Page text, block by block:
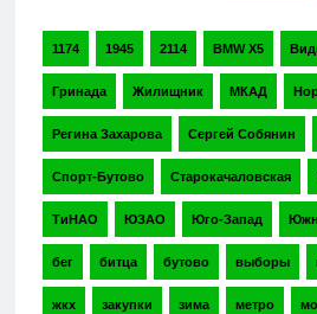
1174 1945 2114 BMW X5
Гринада Жилищник МКАД
Регина Захарова Сергей Собянин
Спорт-Бутово Старокачаловская
ТиНАО ЮЗАО Юго-Запад
бег битца бутово выборы
жкх закупки зима метро